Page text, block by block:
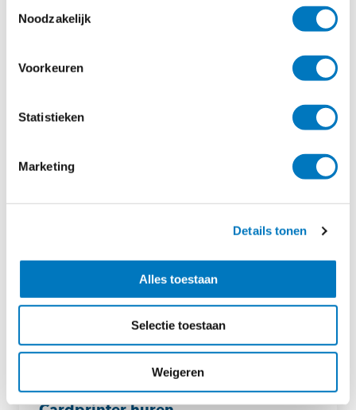
Noodzakelijk
Voorkeuren
Statistieken
Marketing
Details tonen
Alles toestaan
Selectie toestaan
Weigeren
12 maart 2019
Stand op Bakkersvak 2019 goed
Vandaag is alweer de laatste dag van
Bakkersvak 2019, de grootste beurs in
deze branche...